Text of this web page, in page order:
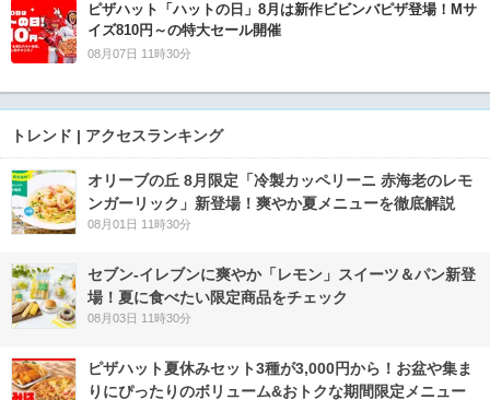
ピザハット「ハットの日」8月は新作ビビンバピザ登場！Mサ
イズ810円～の特大セール開催
08月07日 11時30分
トレンド | アクセスランキング
オリーブの丘 8月限定「冷製カッペリーニ 赤海老のレモ
ンガーリック」新登場！爽やか夏メニューを徹底解説
08月01日 11時30分
セブン‐イレブンに爽やか「レモン」スイーツ＆パン新登
場！夏に食べたい限定商品をチェック
08月03日 11時30分
ピザハット夏休みセット3種が3,000円から！お盆や集ま
りにぴったりのボリューム&おトクな期間限定メニュー